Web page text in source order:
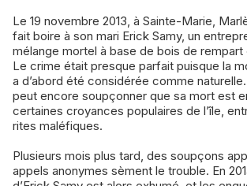
Le 19 novembre 2013, à Sainte-Marie,
fait boire à son mari Erick Samy, un
mélange mortel à base de bois de rempart
Le crime était presque parfait puisque la
a d’abord été considérée comme
peut encore soupçonner que sa mort est
certaines croyances populaires de l’île,
rites maléfiques.
Plusieurs mois plus tard, des soupçons
appels anonymes sèment le trouble. En